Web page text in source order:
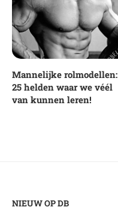
Mannelijke rolmodellen:
25 helden waar we véél
van kunnen leren!
NIEUW OP DB